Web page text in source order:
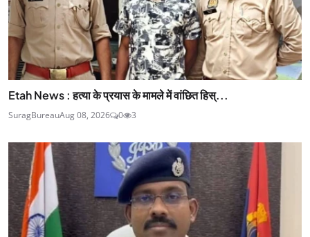
Etah News : हत्या के प्रयास के मामले में वांछित हिस्...
SuragBureauAug 08, 2026 0 3